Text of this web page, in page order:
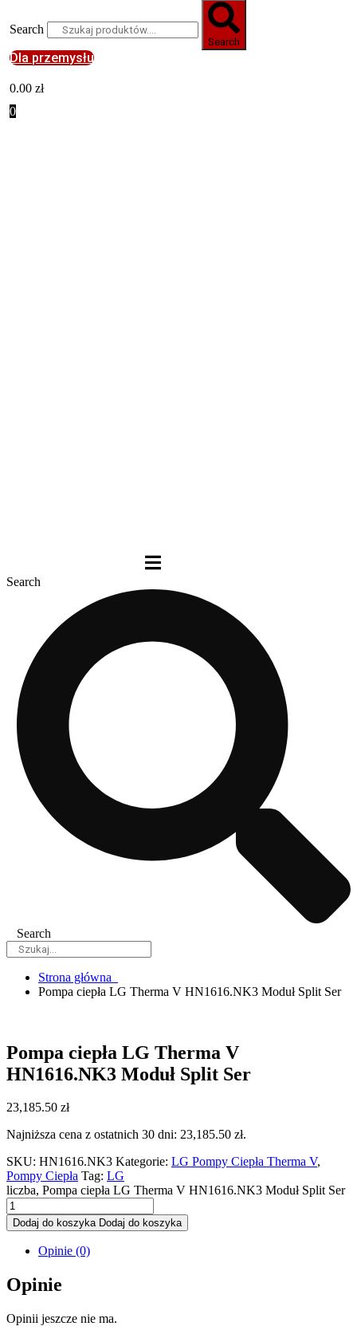
Search
Search
Dla przemysłu
0.00zł
0
Search
Search
Strona główna
Pompa ciepła LG Therma V HN1616.NK3 Moduł Split Ser
Pompa ciepła LG Therma V
HN1616.NK3 Moduł Split Ser
23,185.50 zł
Najniższa cena z ostatnich 30 dni: 23,185.50 zł.
SKU: HN1616.NK3 Kategorie: LG Pompy Ciepła Therma V,
Pompy Ciepła Tag: LG
liczba, Pompa ciepła LG Therma V HN1616.NK3 Moduł Split Ser
Dodaj do koszyka Dodaj do koszyka
Opinie (0)
Opinie
Opinii jeszcze nie ma.